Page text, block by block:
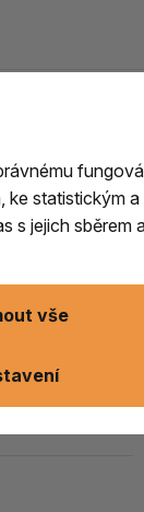
jak
štěstí,
ženskou
jako je
statistickým
s jejich sběrem
vše